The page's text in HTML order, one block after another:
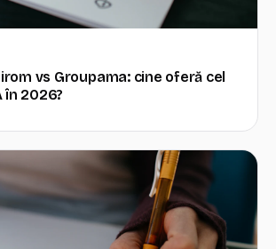
vs Groupama: cine oferă cel
în 2026?